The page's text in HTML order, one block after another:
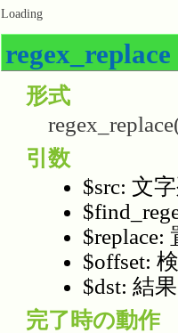
Loading
形式
引数
$src: 文
$replace:
$offset:
$dst: 結果
完了時の動作